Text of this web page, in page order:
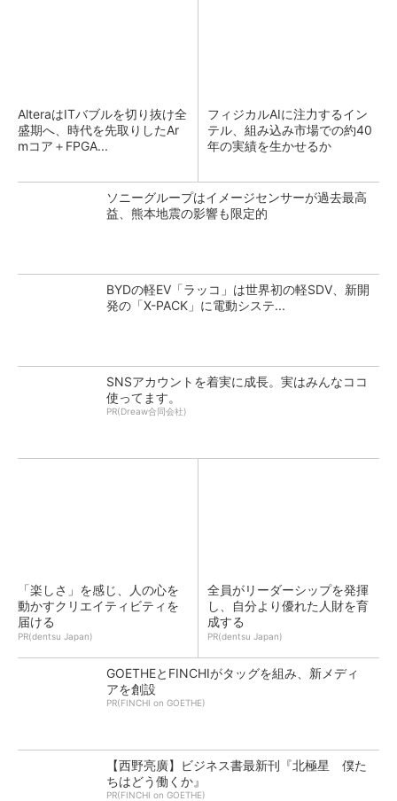
AlteraはITバブルを切り抜け全
盛期へ、時代を先取りしたAr
mコア＋FPGA...
フィジカルAIに注力するイン
テル、組み込み市場での約40
年の実績を生かせるか
ソニーグループはイメージセンサーが過去最高
益、熊本地震の影響も限定的
BYDの軽EV「ラッコ」は世界初の軽SDV、新開
発の「X-PACK」に電動システ...
SNSアカウントを着実に成長。実はみんなココ
使ってます。
PR(Dreaw合同会社)
「楽しさ」を感じ、人の心を
動かすクリエイティビティを
届ける
PR(dentsu Japan)
全員がリーダーシップを発揮
し、自分より優れた人財を育
成する
PR(dentsu Japan)
GOETHEとFINCHIがタッグを組み、新メディ
アを創設
PR(FINCHI on GOETHE)
【西野亮廣】ビジネス書最新刊『北極星 僕た
ちはどう働くか』
PR(FINCHI on GOETHE)